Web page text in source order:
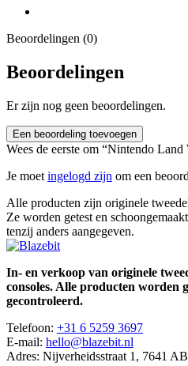
Beoordelingen (0)
Beoordelingen
Er zijn nog geen beoordelingen.
Een beoordeling toevoegen
Wees de eerste om “Nintendo
Je moet ingelogd zijn om een
Alle producten zijn originele
Ze worden getest en
tenzij anders aangegeven.
In- en verkoop van originele
consoles. Alle producten worden
gecontroleerd.
Telefoon: +31 6 5259 3697
E-mail: hello@blazebit.nl
Adres: Nijverheidsstraat 1, 7641